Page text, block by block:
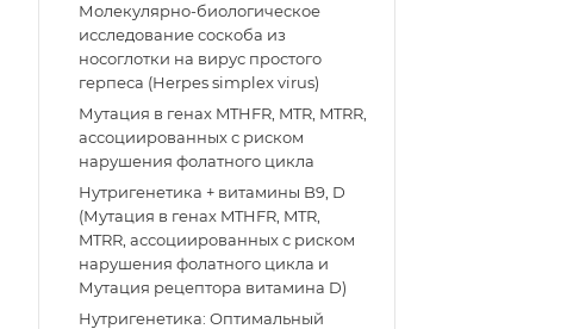
Молекулярно-биологическое
исследование соскоба из
носоглотки на вирус простого
герпеса (Herpes simplex virus)
Мутация в генах MTHFR, MTR, MTRR,
ассоциированных с риском
нарушения фолатного цикла
Нутригенетика + витамины B9, D
(Мутация в генах MTHFR, MTR,
MTRR, ассоциированных с риском
нарушения фолатного цикла и
Мутация рецептора витамина D)
Нутригенетика: Оптимальный